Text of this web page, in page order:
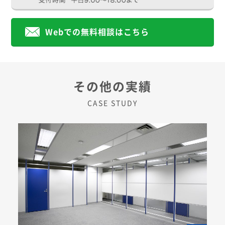
Webでの無料相談はこちら
その他の実績
CASE STUDY